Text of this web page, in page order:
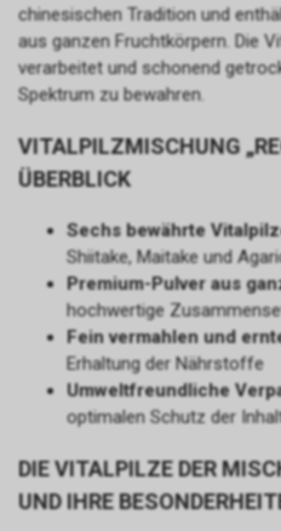
chinesischen Tradition und
aus ganzen Fruchtkörpern. Die
verarbeitet und schonend
Spektrum zu bewahren.
VITALPILZMISCHUNG
ÜBERBLICK
Sechs bewährte
Shiitake, Maitake und
Premium-Pulver aus
hochwertige
Fein vermahlen und
Erhaltung der Nährstoffe
Umweltfreundliche
optimalen Schutz der
DIE VITALPILZE DER
UND IHRE